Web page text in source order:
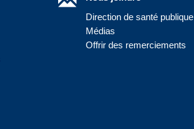
Direction de santé publique
Médias
Offrir des remerciements